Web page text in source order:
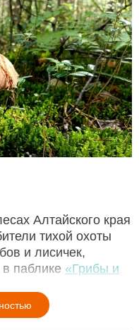
Алтайского края
тихой охоты
и лисичек,
паблике «Грибы и